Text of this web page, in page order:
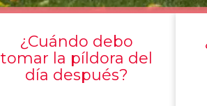
¿Cuándo debo
tomar la píldora del
día después?